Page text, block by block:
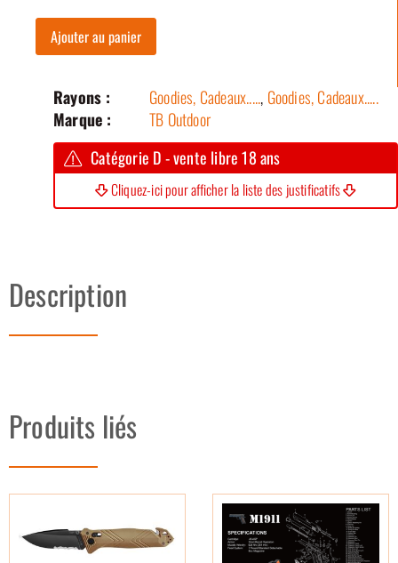
Ajouter au panier
Rayons : Goodies, Cadeaux....., Goodies, Cadeaux.....
Marque :
TB Outdoor
Catégorie D - vente libre 18 ans
Cliquez-ici pour afficher la liste des justificatifs
Description
Produits liés